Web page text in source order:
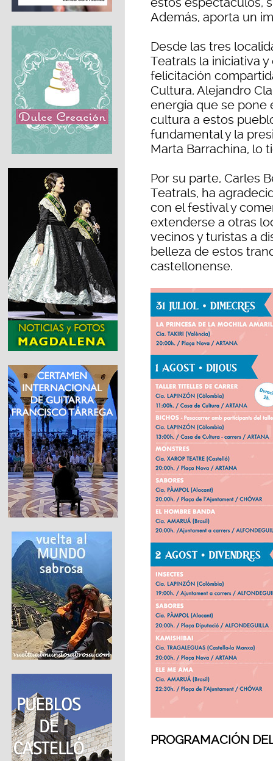
Además, aporta un
Desde las tres
Teatrals la iniciativa
felicitación
Cultura, Alejandro
energía que se pone
cultura a estos
fundamental y la
Marta Barrachina, lo
Por su parte, Carles
Teatrals, ha
con el festival y
extenderse a otras
vecinos y turistas a
belleza de estos
castellonense.
PROGRAMACIÓN